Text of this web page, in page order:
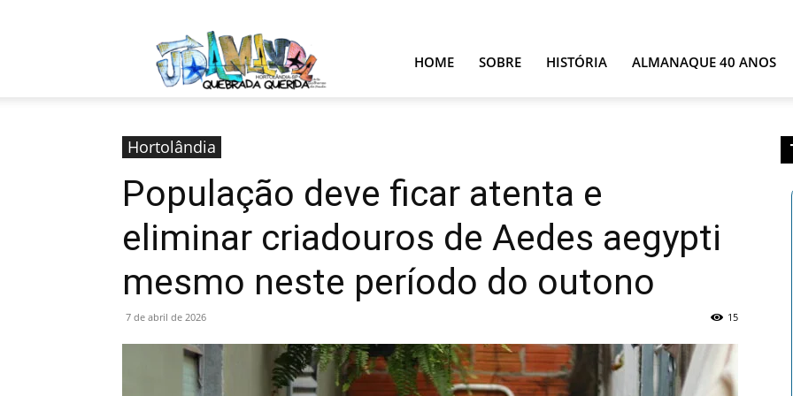
HOME SOBRE HISTÓRIA ALMANAQUE 40 ANOS
Hortolândia
População deve ficar atenta e
eliminar criadouros de Aedes aegypti
mesmo neste período do outono
7 de abril de 2026 15